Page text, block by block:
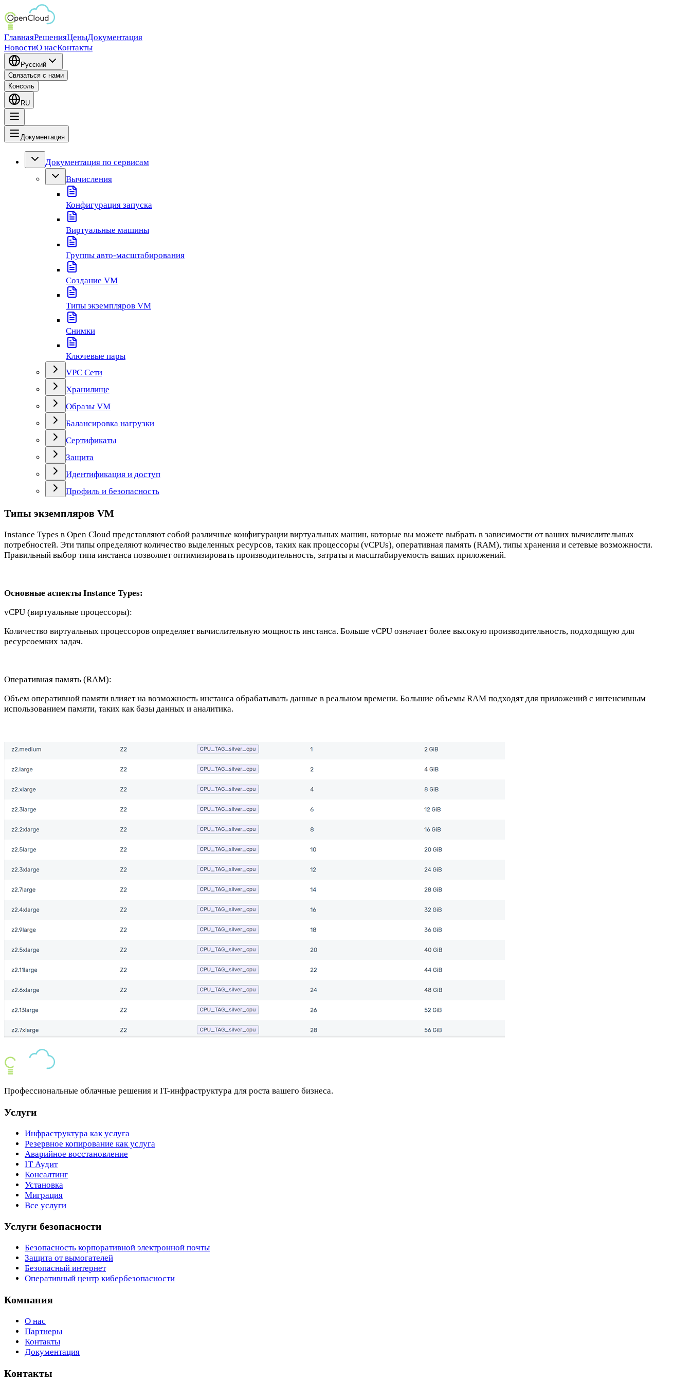
ГлавнаяРешенияЦеныДокументация
НовостиО насКонтакты
Русский
Связаться с нами
Консоль
RU
Документация
Документация по сервисам
Вычисления
Конфигурация запуска
Виртуальные машины
Группы авто-масштабирования
Создание VM
Типы экземпляров VM
Снимки
Ключевые пары
VPC Сети
Хранилище
Образы VM
Балансировка нагрузки
Сертификаты
Защита
Идентификация и доступ
Профиль и безопасность
Типы экземпляров VM
Instance Types в Open Cloud представляют собой различные конфигурации виртуальных машин, которые вы можете выбрать в зависимости от ваших вычислительных
потребностей. Эти типы определяют количество выделенных ресурсов, таких как процессоры (vCPUs), оперативная память (RAM), типы хранения и сетевые возможности.
Правильный выбор типа инстанса позволяет оптимизировать производительность, затраты и масштабируемость ваших приложений.
Основные аспекты Instance Types:
vCPU (виртуальные процессоры):
Количество виртуальных процессоров определяет вычислительную мощность инстанса. Больше vCPU означает более высокую производительность, подходящую для
ресурсоемких задач.
Оперативная память (RAM):
Объем оперативной памяти влияет на возможность инстанса обрабатывать данные в реальном времени. Большие объемы RAM подходят для приложений с интенсивным
использованием памяти, таких как базы данных и аналитика.
Профессиональные облачные решения и IT-инфраструктура для роста вашего бизнеса.
Услуги
Инфраструктура как услуга
Резервное копирование как услуга
Аварийное восстановление
IT Аудит
Консалтинг
Установка
Миграция
Все услуги
Услуги безопасности
Безопасность корпоративной электронной почты
Защита от вымогателей
Безопасный интернет
Оперативный центр кибербезопасности
Компания
О нас
Партнеры
Контакты
Документация
Контакты